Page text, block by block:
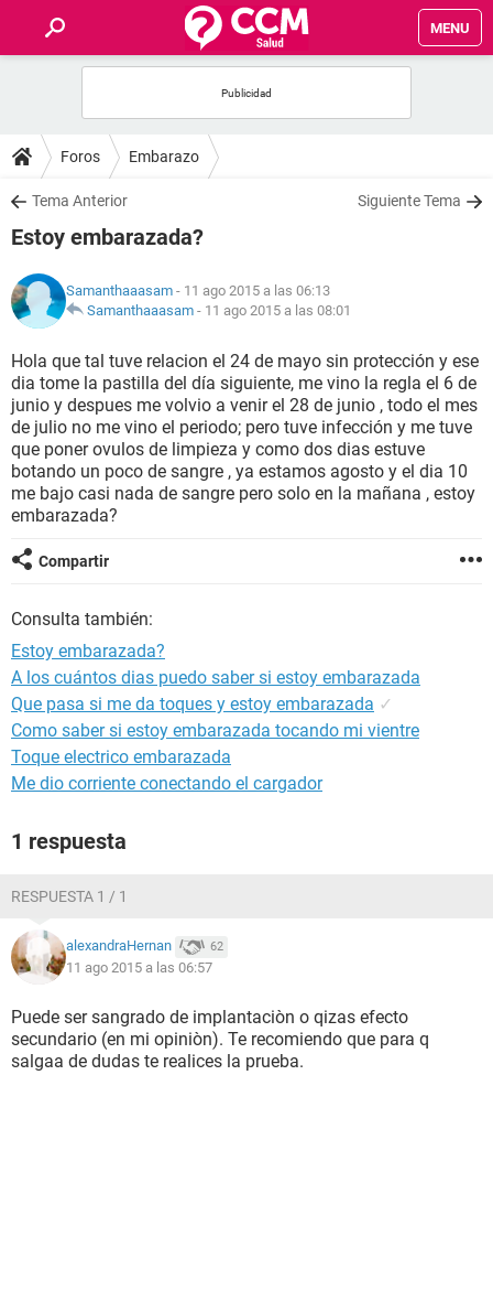
MENU
FOROS
SALUD
FAMILIA
NUTRICIÓN
BIENESTAR
SEXUALIDAD
GLOSARIO
Foros Embarazo
Tema Anterior Siguiente Tema
Estoy embarazada?
Samanthaaasam - 11 ago 2015 a las 06:13
Samanthaaasam - 11 ago 2015 a las 08:01
Hola que tal tuve relacion el 24 de mayo sin protección y ese
dia tome la pastilla del día siguiente, me vino la regla el 6 de
junio y despues me volvio a venir el 28 de junio , todo el mes
de julio no me vino el periodo; pero tuve infección y me tuve
que poner ovulos de limpieza y como dos dias estuve
botando un poco de sangre , ya estamos agosto y el dia 10
me bajo casi nada de sangre pero solo en la mañana , estoy
embarazada?
Compartir
Consulta también:
Estoy embarazada?
A los cuántos dias puedo saber si estoy embarazada
Que pasa si me da toques y estoy embarazada ✓
Como saber si estoy embarazada tocando mi vientre
Toque electrico embarazada
Me dio corriente conectando el cargador
1 respuesta
RESPUESTA 1 / 1
alexandraHernan 62
11 ago 2015 a las 06:57
Puede ser sangrado de implantaciòn o qizas efecto
secundario (en mi opiniòn). Te recomiendo que para q
salgaa de dudas te realices la prueba.